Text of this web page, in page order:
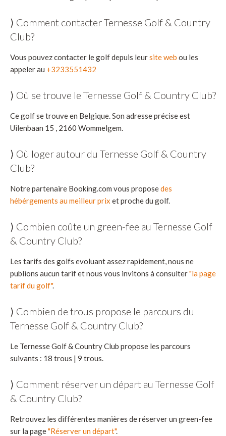
⟩ Comment contacter Ternesse Golf & Country
Club?
Vous pouvez contacter le golf depuis leursite web ou les
appeler au +3233551432
⟩ Où se trouve le Ternesse Golf & Country Club?
Ce golf se trouve en Belgique. Son adresse précise est
Uilenbaan 15 , 2160 Wommelgem.
⟩ Où loger autour du Ternesse Golf & Country
Club?
Notre partenaire Booking.com vous proposedes
hébérgements au meilleur prix et proche du golf.
⟩ Combien coûte un green-fee au Ternesse Golf
& Country Club?
Les tarifs des golfs evoluant assez rapidement, nous ne
publions aucun tarif et nous vous invitons à consulter"la page
tarif du golf".
⟩ Combien de trous propose le parcours du
Ternesse Golf & Country Club?
Le Ternesse Golf & Country Club propose les parcours
suivants : 18 trous | 9 trous.
⟩ Comment réserver un départ au Ternesse Golf
& Country Club?
Retrouvez les différentes manières de réserver un green-fee
sur la page"Réserver un départ".